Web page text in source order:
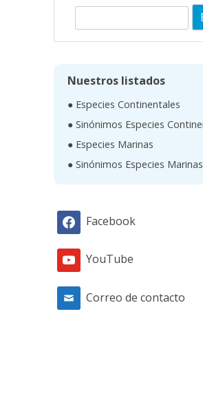
Nuestros listados
● Especies Continentales
● Sinónimos Especies
● Especies Marinas
● Sinónimos Especies Marinas
Facebook
YouTube
Correo de contacto